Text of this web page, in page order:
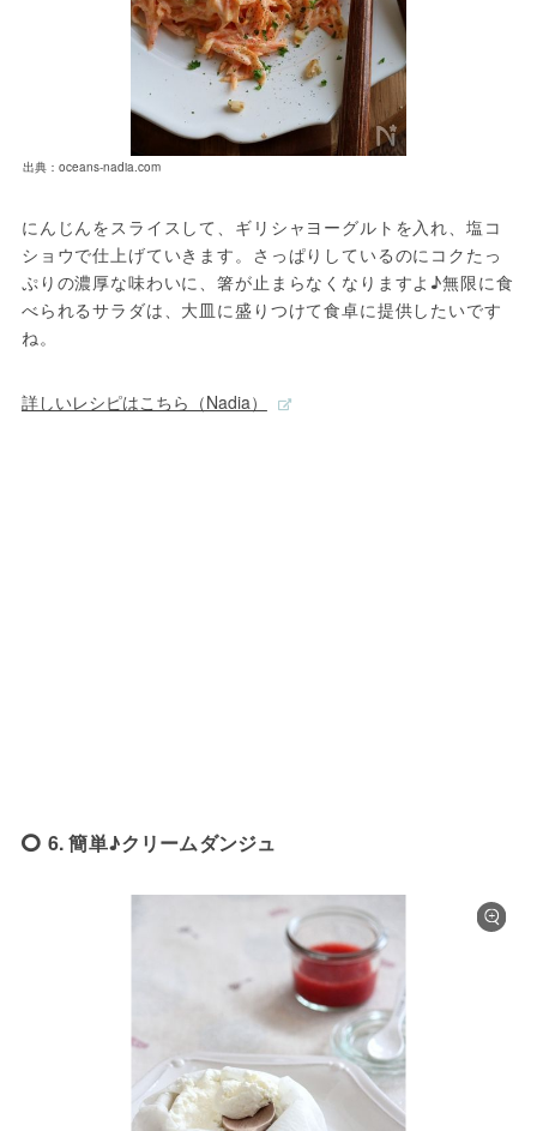
出典：oceans-nadia.com
にんじんをスライスして、ギリシャヨーグルトを入れ、塩コ
ショウで仕上げていきます。さっぱりしているのにコクたっ
ぷりの濃厚な味わいに、箸が止まらなくなりますよ♪無限に食
べられるサラダは、大皿に盛りつけて食卓に提供したいです
ね。
詳しいレシピはこちら（Nadia）
6. 簡単♪クリームダンジュ